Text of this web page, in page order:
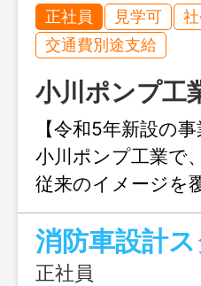
正社員 見学可
交通費別途支給
小川ポンプ工
【令和5年新設の
小川ポンプ工業で
従来のイメージを
学希望も増えてい
ぞいてみませんか
消防車設計
正社員